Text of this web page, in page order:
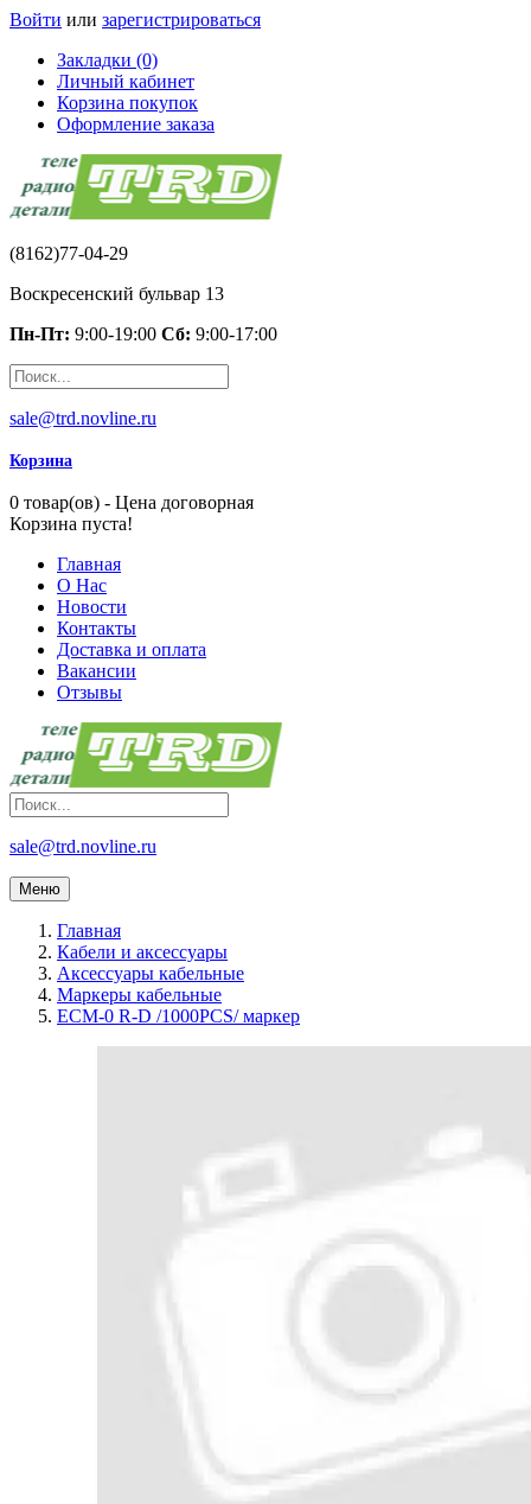
Войти или зарегистрироваться
Закладки (0)
Личный кабинет
Корзина покупок
Оформление заказа
(8162)77-04-29
Воскресенский бульвар 13
Пн-Пт: 9:00-19:00 Сб: 9:00-17:00
sale@trd.novline.ru
Корзина
0 товар(ов) - Цена договорная
Корзина пуста!
Главная
О Нас
Новости
Контакты
Доставка и оплата
Вакансии
Отзывы
sale@trd.novline.ru
Меню
Главная
Кабели и аксессуары
Аксессуары кабельные
Маркеры кабельные
ECM-0 R-D /1000PCS/ маркер